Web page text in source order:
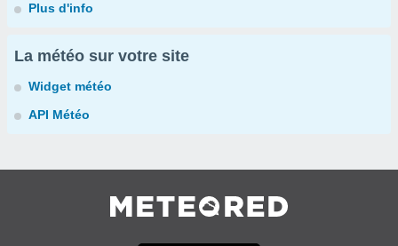
Plus d'info
La météo sur votre site
Widget météo
API Météo